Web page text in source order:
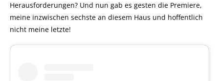
Herausforderungen? Und nun gab es gesten die Premiere,
meine inzwischen sechste an diesem Haus und hoffentlich
nicht meine letzte!